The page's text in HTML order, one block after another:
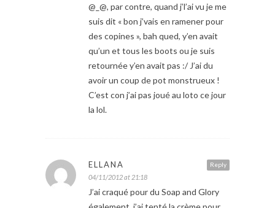
@_@, par contre, quand j’l’ai vu je me
suis dit « bon j’vais en ramener pour
des copines », bah qued, y’en avait
qu’un et tous les boots ou je suis
retournée y’en avait pas :/ J’ai du
avoir un coup de pot monstrueux !
C’est con j’ai pas joué au loto ce jour
la lol.
Reply
ELLANA
04/11/2012 at 21:18
J’ai craqué pour du Soap and Glory